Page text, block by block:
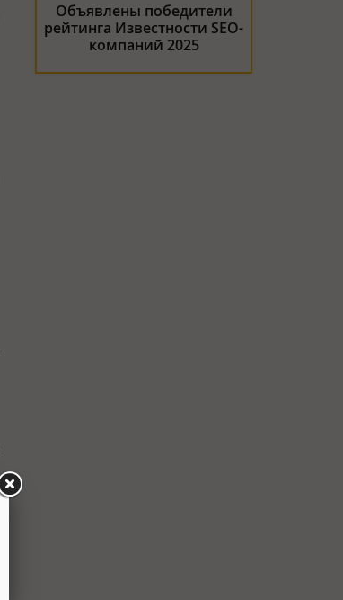
Объявлены победители
рейтинга Известности SEO-
компаний 2025